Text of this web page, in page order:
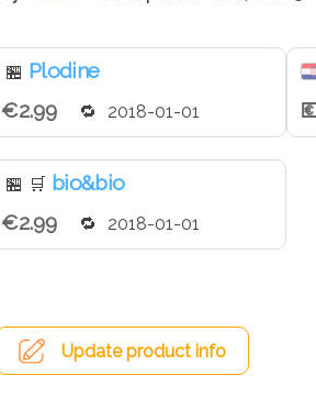
🏪 Plodine
€2.99
2018-01-01
🏪 🛒 bio&bio
€2.99
2018-01-01
Update product info